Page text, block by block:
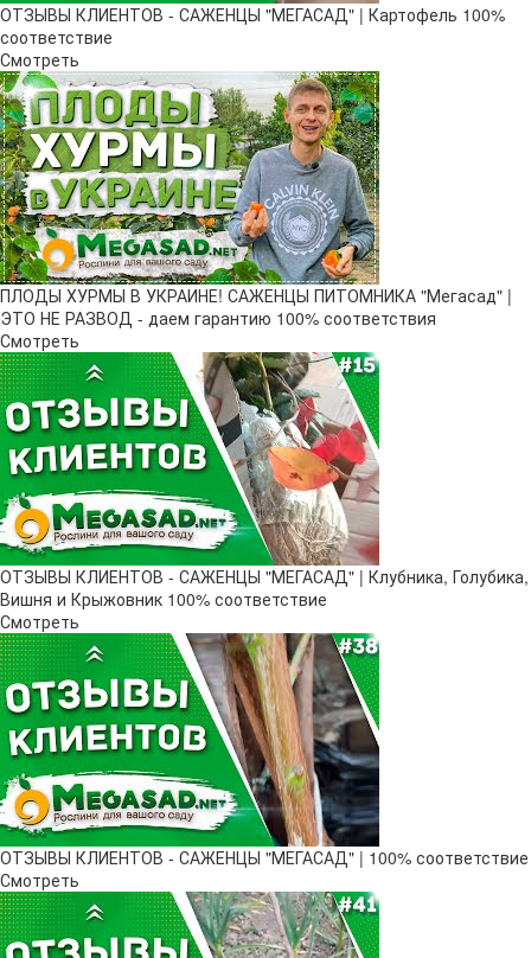
ОТЗЫВЫ КЛИЕНТОВ - САЖЕНЦЫ "МЕГАСАД" | Картофель 100%
соответствие
Смотреть
ПЛОДЫ ХУРМЫ В УКРАИНЕ! САЖЕНЦЫ ПИТОМНИКА "Мегасад" |
ЭТО НЕ РАЗВОД - даем гарантию 100% соответствия
Смотреть
ОТЗЫВЫ КЛИЕНТОВ - САЖЕНЦЫ "МЕГАСАД" | Клубника, Голубика,
Вишня и Крыжовник 100% соответствие
Смотреть
ОТЗЫВЫ КЛИЕНТОВ - САЖЕНЦЫ "МЕГАСАД" | 100% соответствие
Смотреть